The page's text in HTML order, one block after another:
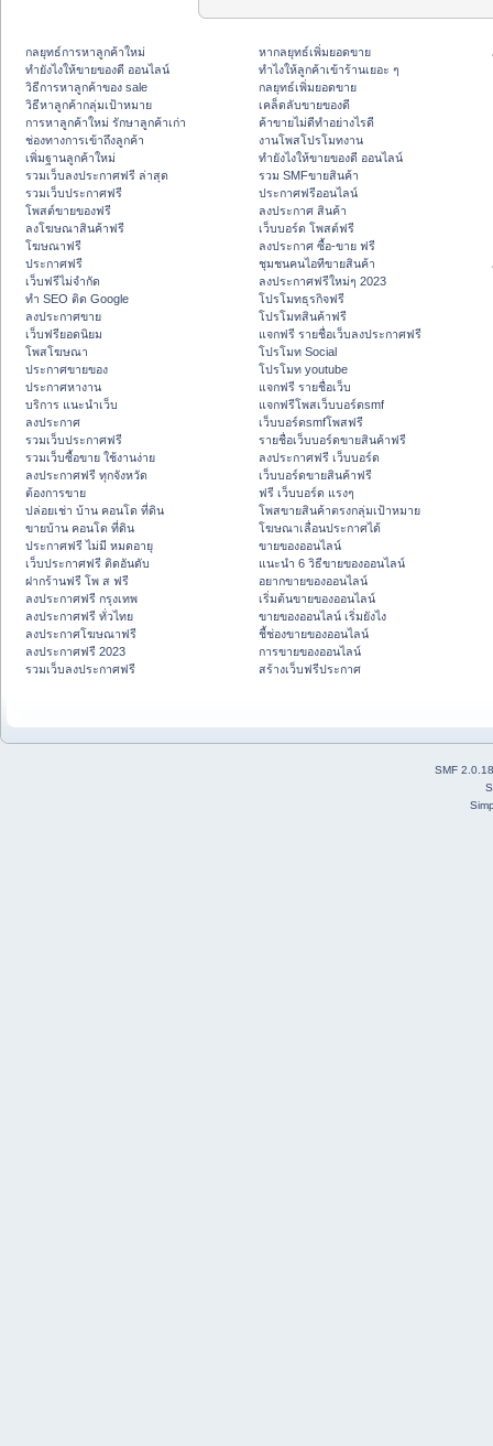
กลยุทธ์การหาลูกค้าใหม่
ทํายังไงให้ขายของดี ออนไลน์
วิธีการหาลูกค้าของ sale
วิธีหาลูกค้ากลุ่มเป้าหมาย
การหาลูกค้าใหม่ รักษาลูกค้าเก่า
ช่องทางการเข้าถึงลูกค้า
เพิ่มฐานลูกค้าใหม่
รวมเว็บลงประกาศฟรี ล่าสุด
รวมเว็บประกาศฟรี
โพสต์ขายของฟรี
ลงโฆษณาสินค้าฟรี
โฆษณาฟรี
ประกาศฟรี
เว็บฟรีไม่จำกัด
ทำ SEO ติด Google
ลงประกาศขาย
เว็บฟรียอดนิยม
โพสโฆษณา
ประกาศขายของ
ประกาศหางาน
บริการ แนะนำเว็บ
ลงประกาศ
รวมเว็บประกาศฟรี
รวมเว็บซื้อขาย ใช้งานง่าย
ลงประกาศฟรี ทุกจังหวัด
ต้องการขาย
ปล่อยเช่า บ้าน คอนโด ที่ดิน
ขายบ้าน คอนโด ที่ดิน
ประกาศฟรี ไม่มี หมดอายุ
เว็บประกาศฟรี ติดอันดับ
ฝากร้านฟรี โพ ส ฟรี
ลงประกาศฟรี กรุงเทพ
ลงประกาศฟรี ทั่วไทย
ลงประกาศโฆษณาฟรี
ลงประกาศฟรี 2023
รวมเว็บลงประกาศฟรี
หากลยุทธ์เพิ่มยอดขาย
ทําไงให้ลูกค้าเข้าร้านเยอะ ๆ
กลยุทธ์เพิ่มยอดขาย
เคล็ดลับขายของดี
ค้าขายไม่ดีทำอย่างไรดี
งานโพสโปรโมทงาน
ทํายังไงให้ขายของดี ออนไลน์
รวม SMFขายสินค้า
ประกาศฟรีออนไลน์
ลงประกาศ สินค้า
เว็บบอร์ด โพสต์ฟรี
ลงประกาศ ซื้อ-ขาย ฟรี
ชุมชนคนไอทีขายสินค้า
ลงประกาศฟรีใหม่ๆ 2023
โปรโมทธุรกิจฟรี
โปรโมทสินค้าฟรี
แจกฟรี รายชื่อเว็บลงประกาศฟรี
โปรโมท Social
โปรโมท youtube
แจกฟรี รายชื่อเว็บ
แจกฟรีโพสเว็บบอร์ดsmf
เว็บบอร์ดsmfโพสฟรี
รายชื่อเว็บบอร์ดขายสินค้าฟรี
ลงประกาศฟรี เว็บบอร์ด
เว็บบอร์ดขายสินค้าฟรี
ฟรี เว็บบอร์ด แรงๆ
โพสขายสินค้าตรงกลุ่มเป้าหมาย
โฆษณาเลื่อนประกาศได้
ขายของออนไลน์
แนะนำ 6 วิธีขายของออนไลน์
อยากขายของออนไลน์
เริ่มต้นขายของออนไลน์
ขายของออนไลน์ เริ่มยังไง
ชี้ช่องขายของออนไลน์
การขายของออนไลน์
สร้างเว็บฟรีประกาศ
SMF 2.0.18